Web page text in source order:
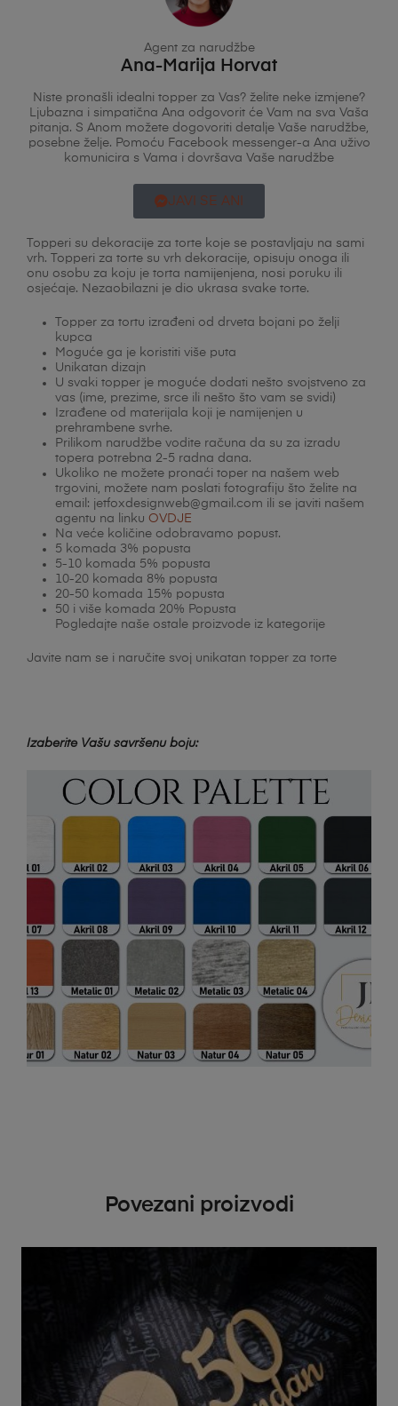
Agent za narudžbe
Ana-Marija Horvat
Niste pronašli idealni topper za Vas? želite neke izmjene?
Ljubazna i simpatična Ana odgovorit će Vam na sva Vaša
pitanja. S Anom možete dogovoriti detalje Vaše narudžbe,
posebne želje. Pomoću Facebook messenger-a Ana uživo
komunicira s Vama i dovršava Vaše narudžbe
JAVI SE ANI
Topperi su dekoracije za torte koje se postavljaju na sami
vrh.
Topperi za torte su vrh dekoracije, opisuju onoga ili
onu osobu za koju je torta namijenjena, nosi poruku ili
osjećaje. Nezaobilazni je dio ukrasa svake torte.
Topper za tortu izrađeni od drveta bojani po želji
kupca
Moguće ga je koristiti više puta
Unikatan dizajn
U svaki topper je moguće dodati nešto svojstveno za
vas (ime, prezime, srce ili nešto što vam se svidi)
Izrađene od materijala koji je namijenjen u
prehrambene svrhe.
Prilikom narudžbe vodite računa da su za izradu
topera potrebna 2-5 radna dana.
Ukoliko ne možete pronaći toper na našem web
trgovini, možete nam poslati fotografiju što želite na
email: jetfoxdesignweb@gmail.com ili se javiti našem
agentu na linkuOVDJE
Na veće količine odobravamo popust.
5 komada 3% popusta
5-10 komada 5% popusta
10-20 komada 8% popusta
20-50 komada 15% popusta
50 i više komada 20% Popusta
Pogledajte naše ostale proizvode iz kategorije
Javite nam se i naručite svoj unikatan topper za torte
Izaberite Vašu savršenu boju:
Povezani proizvodi